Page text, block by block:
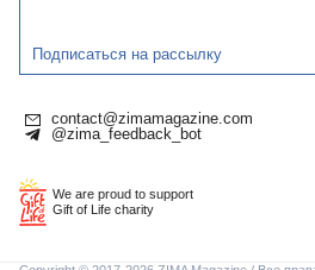
Подписаться на рассылку
contact@zimamagazine.com
@zima_feedback_bot
We are proud to support
Gift of Life charity